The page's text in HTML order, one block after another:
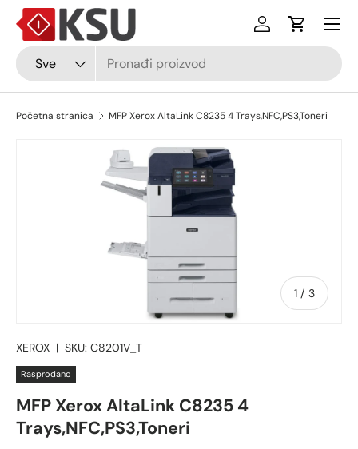
Preskočiti na sadržaj
Pretraži
Vrsta
Sve
PrijavaKošarica
Početna stranica MFP Xerox AltaLink C8235 4 Trays,NFC,PS3,Toneri
Preskočiti na informacije o proizvodu
1 / od
3
XEROX | SKU: C8201V_T
Rasprodano
MFP Xerox AltaLink C8235 4
Trays,NFC,PS3,Toneri